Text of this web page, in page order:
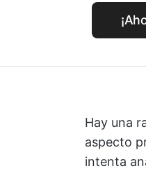
Hay una
aspecto
intenta